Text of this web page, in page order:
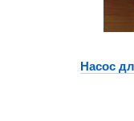
Насос